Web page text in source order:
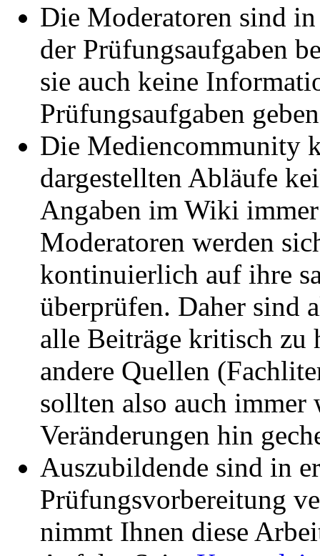
Die Moderatoren sind
der Prüfungsaufgaben
sie auch keine
Prüfungsaufgaben
Die Mediencommunity
dargestellten Abläufe
Angaben im Wiki
Moderatoren werden
kontinuierlich auf ihre
überprüfen. Daher sind
alle Beiträge kritisch zu
andere Quellen
sollten also auch immer
Veränderungen hin
Auszubildende sind in
Prüfungsvorbereitung
nimmt Ihnen diese